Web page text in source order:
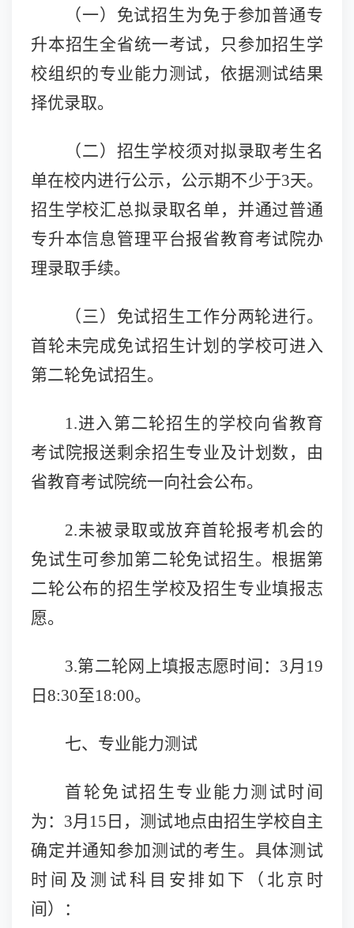
（一） 免试招生为免于参加普通专
升本招生全省统一考试，只参加招生学
校组织的专业能力测试，依据测试结果
择优录取。
（二） 招生学校须对拟录取考生名
单在校内进行公示，公示期不少于3天。
招生学校汇总拟录取名单，并通过普通
专升本信息管理平台报省教育考试院办
理录取手续。
（三） 免试招生工作分两轮进行。
首轮未完成免试招生计划的学校可进入
第二轮免试招生。
1.进入第二轮招生的学校向省教育
考试院报送剩余招生专业及计划数，由
省教育考试院统一向社会公布。
2.未被录取或放弃首轮报考机会的
免试生可参加第二轮免试招生。根据第
二轮公布的招生学校及招生专业填报志
愿。
3.第二轮网上填报志愿时间： 3月19
日8:30至18:00。
七、专业能力测试
首轮免试招生专业能力测试时间
为： 3月15日，测试地点由招生学校自主
确定并通知参加测试的考生。具体测试
时间及测试科目安排如下（北京时
间）：